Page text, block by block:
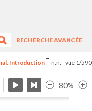
RECHERCHE AVANCÉE
Introduction n.n. - vue 1/590
80%